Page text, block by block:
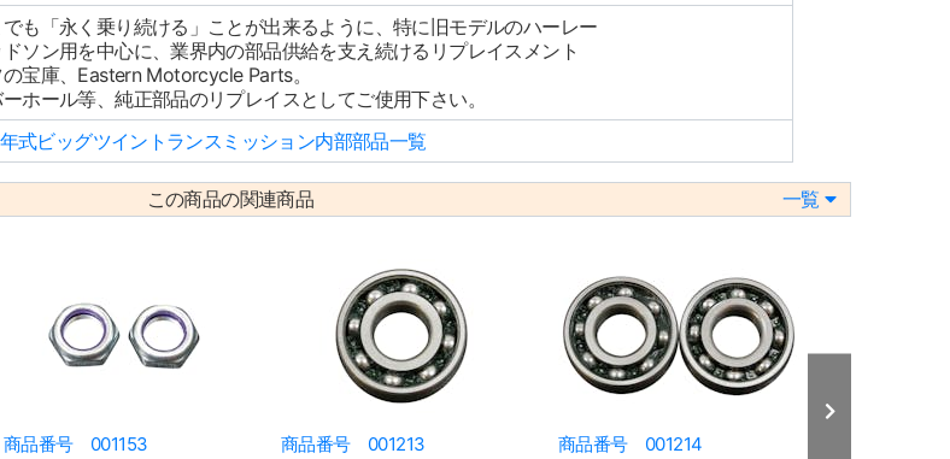
も「永く乗り続ける」ことが出来るように、特に旧モデルのハーレー
ドソン用を中心に、業界内の部品供給を支え続けるリプレイスメント
宝庫、Eastern Motorcycle Parts。
ホール等、純正部品のリプレイスとしてご使用下さい。
式ビッグツイントランスミッション内部部品一覧
この商品の関連商品 一覧
商品番号 001153 商品番号 001213 商品番号 001214